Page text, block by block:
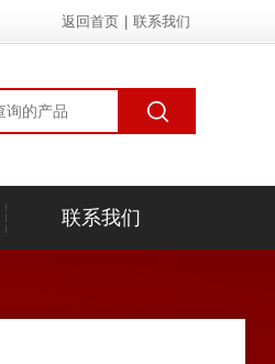
返回首页 联系我们
联系我们